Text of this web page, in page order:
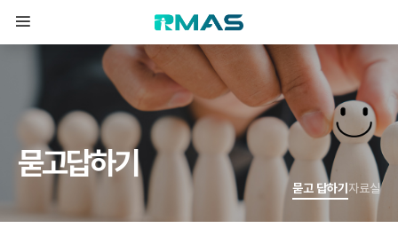
묻고답하기
묻고 답하기 자료실